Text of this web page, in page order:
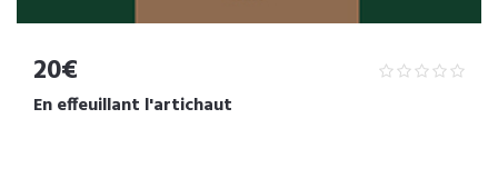
20€
En effeuillant l'artichaut